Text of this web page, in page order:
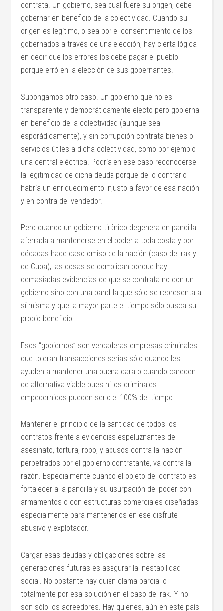
contrata. Un gobierno, sea cual fuere su origen, debe
gobernar en beneficio de la colectividad. Cuando su
origen es legítimo, o sea por el consentimiento de los
gobernados a través de una elección, hay cierta lógica
en decir que los errores los debe pagar el pueblo
porque erró en la elección de sus gobernantes.
Supongamos otro caso. Un gobierno que no es
transparente y democráticamente electo pero gobierna
en beneficio de la colectividad (aunque sea
esporádicamente), y sin corrupción contrata bienes o
servicios útiles a dicha colectividad, como por ejemplo
una central eléctrica. Podría en ese caso reconocerse
la legitimidad de dicha deuda porque de lo contrario
habría un enriquecimiento injusto a favor de esa nación
y en contra del vendedor.
Pero cuando un gobierno tiránico degenera en pandilla
aferrada a mantenerse en el poder a toda costa y por
décadas hace caso omiso de la nación (caso de Irak y
de Cuba), las cosas se complican porque hay
demasiadas evidencias de que se contrata no con un
gobierno sino con una pandilla que sólo se representa a
sí misma y que la mayor parte el tiempo sólo busca su
propio beneficio.
Esos “gobiernos” son verdaderas empresas criminales
que toleran transacciones serias sólo cuando les
ayuden a mantener una buena cara o cuando carecen
de alternativa viable pues ni los criminales
empedernidos pueden serlo el 100% del tiempo.
Mantener el principio de la santidad de todos los
contratos frente a evidencias espeluznantes de
asesinato, tortura, robo, y abusos contra la nación
perpetrados por el gobierno contratante, va contra la
razón. Especialmente cuando el objeto del contrato es
fortalecer a la pandilla y su usurpación del poder con
armamentos o con estructuras comerciales diseñadas
especialmente para mantenerlos en ese disfrute
abusivo y explotador.
Cargar esas deudas y obligaciones sobre las
generaciones futuras es asegurar la inestabilidad
social. No obstante hay quien clama parcial o
totalmente por esa solución en el caso de Irak. Y no
son sólo los acreedores. Hay quienes, aún en este país